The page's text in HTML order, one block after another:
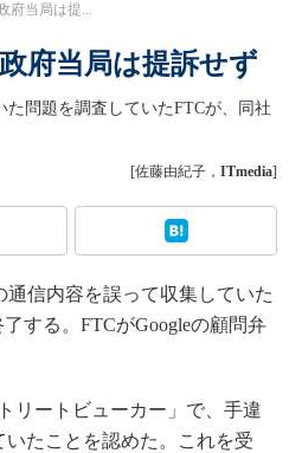
府当局は提...
府当局は提訴せず
問題を調査していたFTCが、同社
[佐藤由紀子， ITmedia]
信内容を誤って収集していた
する。FTCがGoogleの顧問弁
リートビューカー」で、手違
たことを認めた。これを受